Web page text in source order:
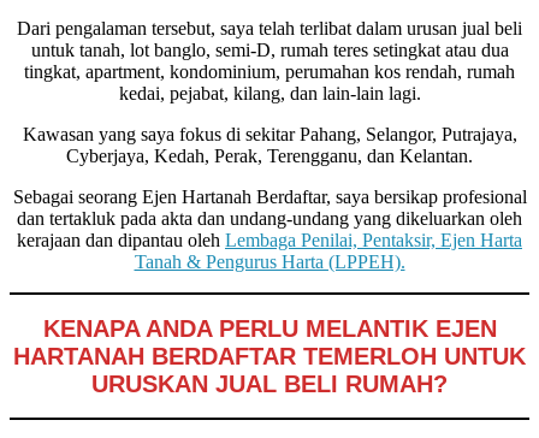
Dari pengalaman tersebut, saya telah terlibat dalam urusan jual beli
untuk tanah, lot banglo, semi-D, rumah teres setingkat atau dua
tingkat, apartment, kondominium, perumahan kos rendah, rumah
kedai, pejabat, kilang, dan lain-lain lagi.
Kawasan yang saya fokus di sekitar Pahang, Selangor, Putrajaya,
Cyberjaya, Kedah, Perak, Terengganu, dan Kelantan.
Sebagai seorang Ejen Hartanah Berdaftar, saya bersikap profesional
dan tertakluk pada akta dan undang-undang yang dikeluarkan oleh
kerajaan dan dipantau oleh Lembaga Penilai, Pentaksir, Ejen Harta
Tanah & Pengurus Harta (LPPEH).
KENAPA ANDA PERLU MELANTIK EJEN
HARTANAH BERDAFTAR TEMERLOH UNTUK
URUSKAN JUAL BELI RUMAH?